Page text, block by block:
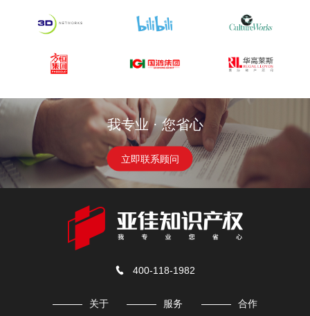
我专业 · 您省心
立即联系顾问
 400-118-1982
关于 服务 合作